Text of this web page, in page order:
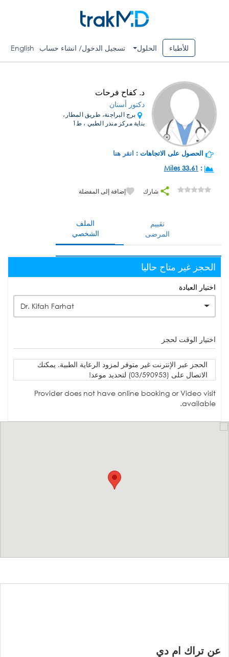
للأطباء الحلول تسجيل الدخول/ انشاء حساب English
د. كفاح فرحات
دكتور أسنان
برج البراجنة، طريق المطار،
بناية مركز منذر الطبي ، ط1
الحصول على الاتجاهات : انقر هنا
:
33.61 Miles
شارك إضافة إلى المفضلة
الملف
الشخصي
تقييم
المرضى
الحجز غير متاح حاليا
اختيار العيادة
Dr. Kifah Farhat
اختيار الوقت لحجز
الحجز عبر الإنترنت غير متوفر لمزود الرعاية الطبية. يمكنك
الاتصال على (03/590953) لتحديد موعد!
Provider does not have online booking or Video visit
available.
عن تراك ام دي